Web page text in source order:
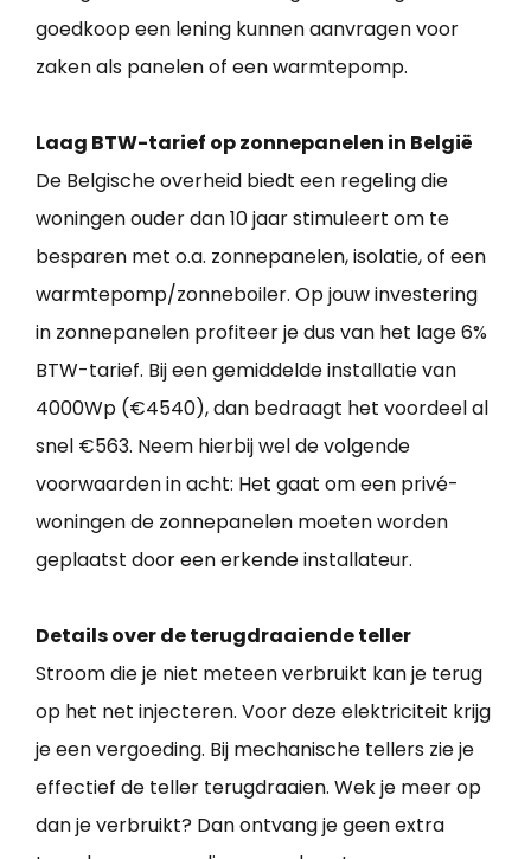
goedkoop een lening kunnen aanvragen voor
zaken als panelen of een warmtepomp.
Laag BTW-tarief op zonnepanelen in België
De Belgische overheid biedt een regeling die
woningen ouder dan 10 jaar stimuleert om te
besparen met o.a. zonnepanelen, isolatie, of een
warmtepomp/zonneboiler. Op jouw investering
in zonnepanelen profiteer je dus van het lage 6%
BTW-tarief. Bij een gemiddelde installatie van
4000Wp (€4540), dan bedraagt het voordeel al
snel €563. Neem hierbij wel de volgende
voorwaarden in acht: Het gaat om een privé-
woningen de zonnepanelen moeten worden
geplaatst door een erkende installateur.
Details over de terugdraaiende teller
Stroom die je niet meteen verbruikt kan je terug
op het net injecteren. Voor deze elektriciteit krijg
je een vergoeding. Bij mechanische tellers zie je
effectief de teller terugdraaien. Wek je meer op
dan je verbruikt? Dan ontvang je geen extra